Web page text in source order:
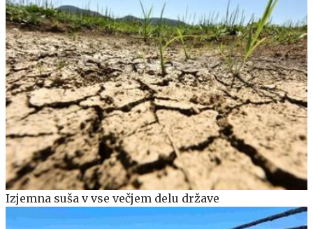
Izjemna suša v vse večjem delu države